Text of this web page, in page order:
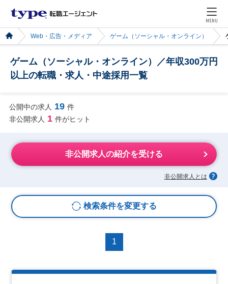
MENU
Web・広告・メディア ゲーム（ソーシャル・オンライン）
ゲーム（ソーシャル・オンライン）／年収300万円
以上の転職・求人・中途採用一覧
公開中の求人 19 件
非公開求人 1 件がヒット
非公開求人の紹介を受ける
非公開求人とは
検索条件を変更する
1